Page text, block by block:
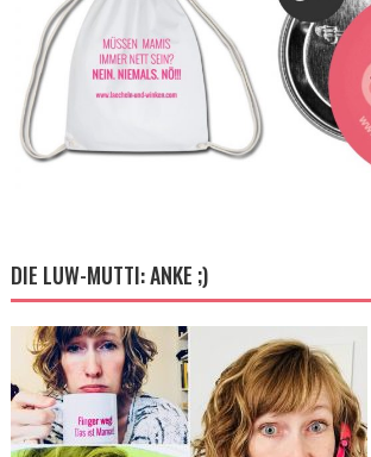
DIE LUW-MUTTI: ANKE ;)